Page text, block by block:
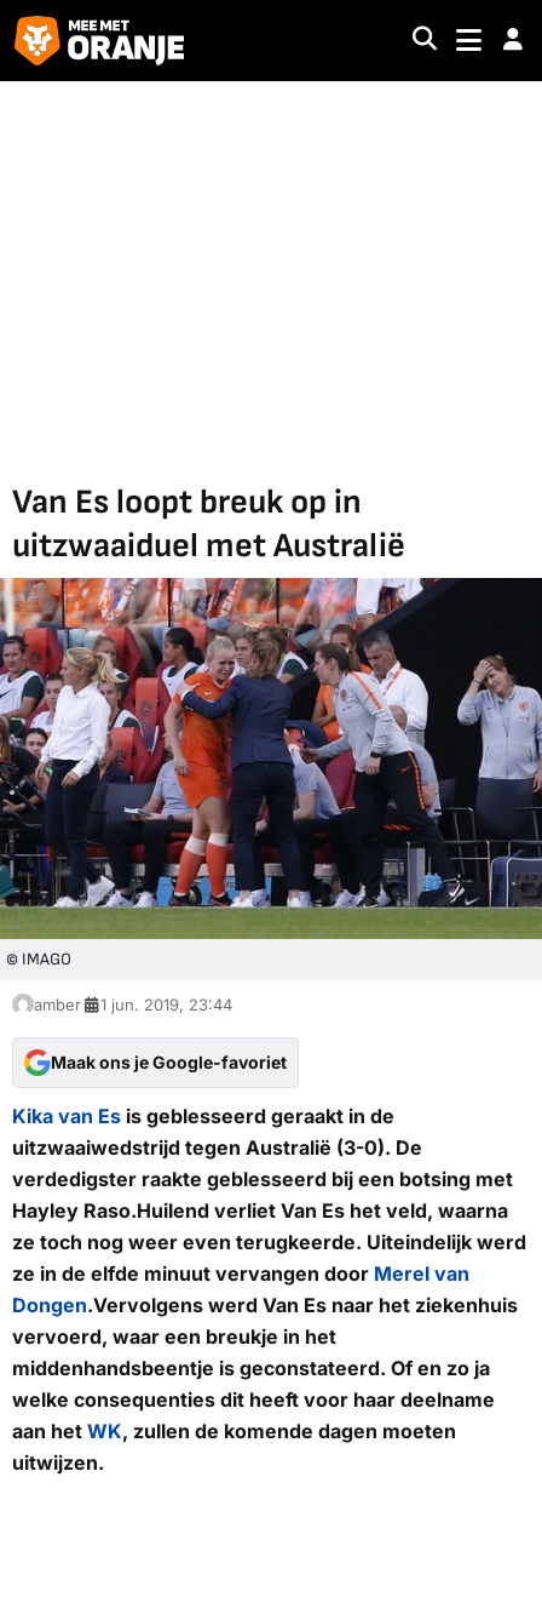
Van Es loopt breuk op in
uitzwaaiduel met Australië
© IMAGO
amber 1 jun. 2019, 23:44
Maak ons je Google-favoriet
Kika van Es is geblesseerd geraakt in de
uitzwaaiwedstrijd tegen Australië (3-0). De
verdedigster raakte geblesseerd bij een botsing met
Hayley Raso.Huilend verliet Van Es het veld, waarna
ze toch nog weer even terugkeerde. Uiteindelijk werd
ze in de elfde minuut vervangen door Merel van
Dongen.Vervolgens werd Van Es naar het ziekenhuis
vervoerd, waar een breukje in het
middenhandsbeentje is geconstateerd. Of en zo ja
welke consequenties dit heeft voor haar deelname
aan het WK, zullen de komende dagen moeten
uitwijzen.